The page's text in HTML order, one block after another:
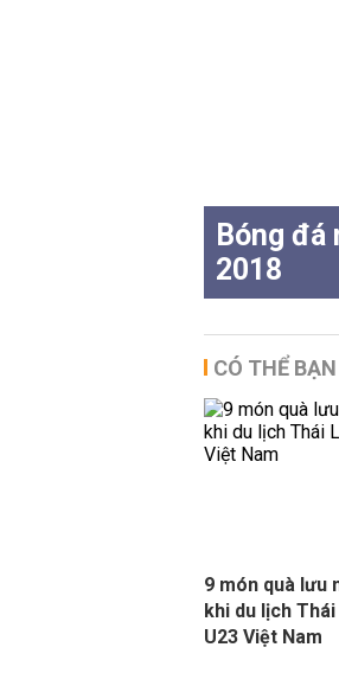
Bóng đá
2018
CÓ THỂ
9 món quà lưu
khi du lịch
U23 Việt Nam